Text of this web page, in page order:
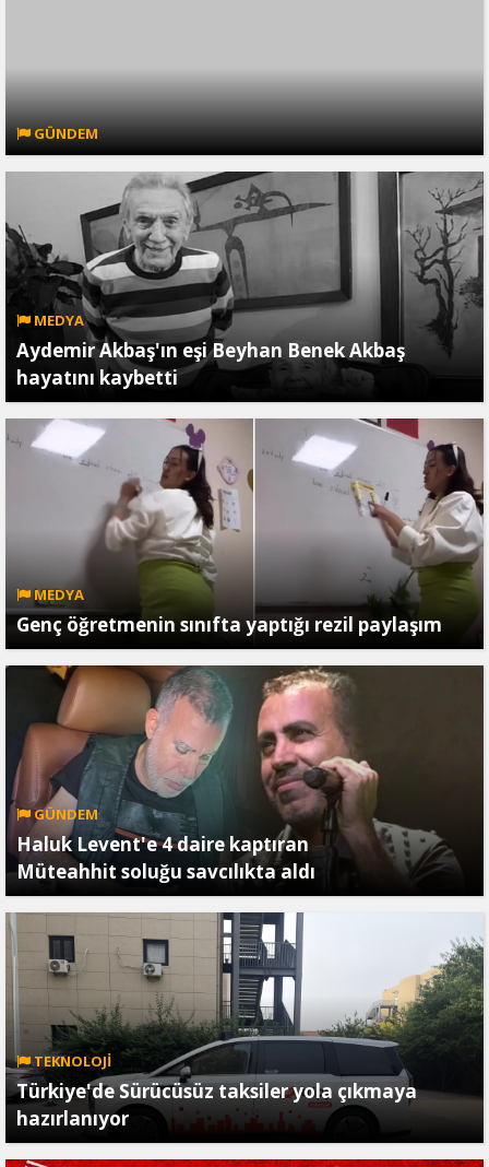
GÜNDEM
MEDYA
Aydemir Akbaş'ın eşi Beyhan Benek Akbaş
hayatını kaybetti
MEDYA
Genç öğretmenin sınıfta yaptığı rezil paylaşım
GÜNDEM
Haluk Levent'e 4 daire kaptıran
Müteahhit soluğu savcılıkta aldı
TEKNOLOJİ
Türkiye'de Sürücüsüz taksiler yola çıkmaya
hazırlanıyor